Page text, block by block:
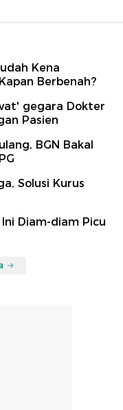
Kena
Berbenah?
gegara Dokter
Pasien
BGN Bakal
Solusi Kurus
Diam-diam Picu